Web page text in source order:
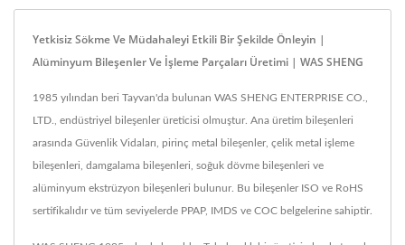
Yetkisiz Sökme Ve Müdahaleyi Etkili Bir Şekilde Önleyin |
Alüminyum Bileşenler Ve İşleme Parçaları Üretimi | WAS SHENG
1985 yılından beri Tayvan'da bulunan WAS SHENG ENTERPRISE CO.,
LTD., endüstriyel bileşenler üreticisi olmuştur. Ana üretim bileşenleri
arasında Güvenlik Vidaları, pirinç metal bileşenler, çelik metal işleme
bileşenleri, damgalama bileşenleri, soğuk dövme bileşenleri ve
alüminyum ekstrüzyon bileşenleri bulunur. Bu bileşenler ISO ve RoHS
sertifikalıdır ve tüm seviyelerde PPAP, IMDS ve COC belgelerine sahiptir.